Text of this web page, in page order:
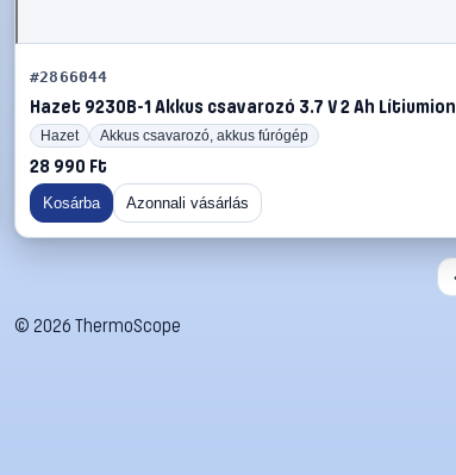
#2866044
Hazet 9230B-1 Akkus csavarozó 3.7 V 2 Ah
Hazet Akkus csavarozó, akkus fúrógép
28 990 Ft
Kosárba Azonnali vásárlás
© 2026 ThermoScope